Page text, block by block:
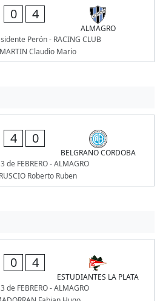
0 4
ALMAGRO
Perón - RACING CLUB
MARTIN Claudio Mario
4 0
BELGRANO CORDOBA
de FEBRERO - ALMAGRO
RUSCIO Roberto Ruben
0 4
ESTUDIANTES LA PLATA
de FEBRERO - ALMAGRO